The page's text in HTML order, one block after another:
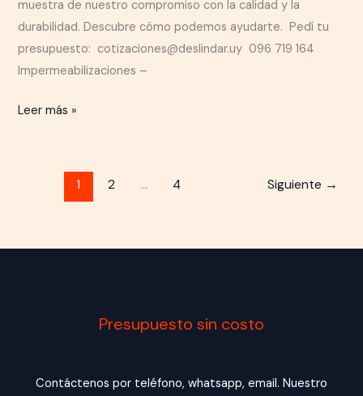
muestra de nuestro compromiso con la calidad y la
durabilidad. Descubre cómo podemos ayudarte. Pedí tu
presupuesto: cotizaciones@deslindar.uy 096 719 164
Impermeabilizaciones –
Leer más »
1 2 … 4 Siguiente →
Presupuesto sin costo
Contáctenos por teléfono, whatsapp, email. Nuestro